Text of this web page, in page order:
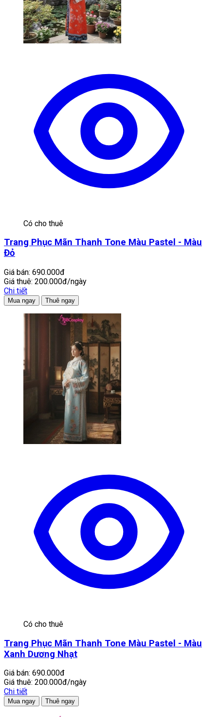
Có cho thuê
Trang Phục Mãn Thanh Tone Màu Pastel - Màu
Đỏ
Giá bán: 690.000đ
Giá thuê: 200.000đ/ngày
Chi tiết
Mua ngay Thuê ngay
Có cho thuê
Trang Phục Mãn Thanh Tone Màu Pastel - Màu
Xanh Dương Nhạt
Giá bán: 690.000đ
Giá thuê: 200.000đ/ngày
Chi tiết
Mua ngay Thuê ngay